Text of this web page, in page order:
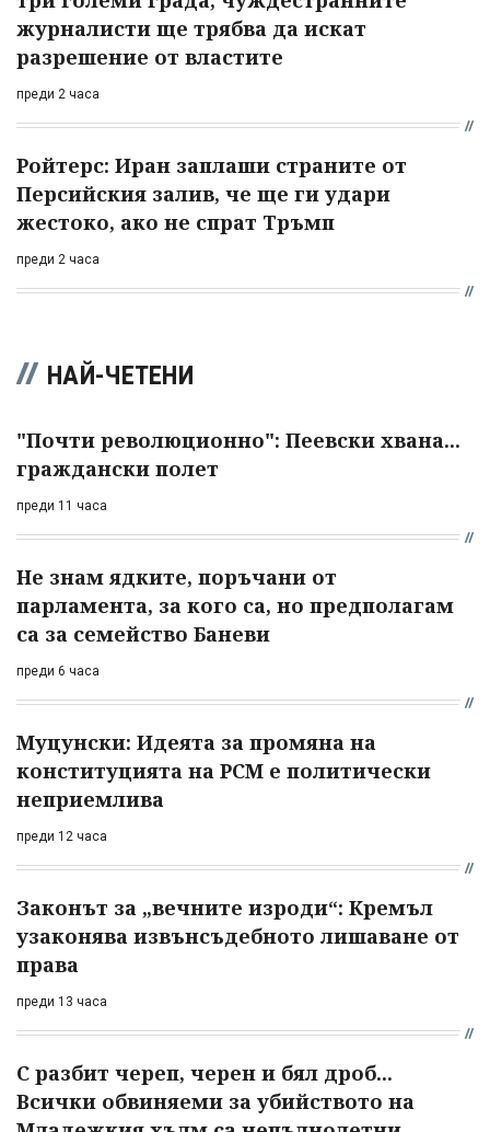
журналисти ще трябва да искат
разрешение от властите
преди 2 часа
Ройтерс: Иран заплаши страните от
Персийския залив, че ще ги удари
жестоко, ако не спрат Тръмп
преди 2 часа
НАЙ-ЧЕТЕНИ
"Почти революционно": Пеевски хвана...
граждански полет
преди 11 часа
Не знам ядките, поръчани от
парламента, за кого са, но предполагам
са за семейство Баневи
преди 6 часа
Муцунски: Идеята за промяна на
конституцията на РСМ е политически
неприемлива
преди 12 часа
Законът за „вечните изроди“: Кремъл
узаконява извънсъдебното лишаване от
права
преди 13 часа
С разбит череп, черен и бял дроб...
Всички обвиняеми за убийството на